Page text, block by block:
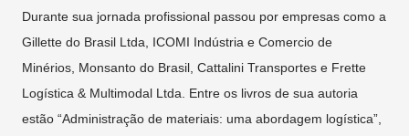
Durante sua jornada profissional passou por empresas como a
Gillette do Brasil Ltda, ICOMI Indústria e Comercio de
Minérios, Monsanto do Brasil, Cattalini Transportes e Frette
Logística & Multimodal Ltda. Entre os livros de sua autoria
estão “Administração de materiais: uma abordagem logística”,